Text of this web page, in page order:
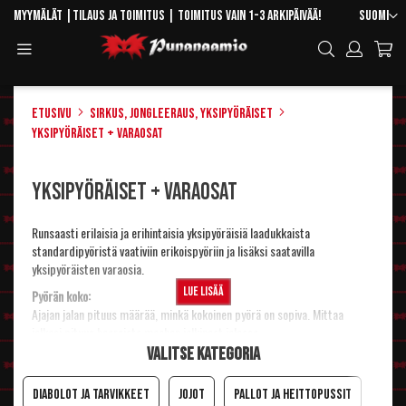
Skip
Content
Kieli
Suomi
Myymälät Tilaus ja toimitus | Toimitus vain 1-3 arkipäivää!
Hae
Etusivu
Sirkus, jongleeraus, yksipyöräiset
Yksipyöräiset + varaosat
Yksipyöräiset + varaosat
Runsaasti erilaisia ja erihintaisia yksipyöräisiä laadukkaista
standardipyöristä vaativiin erikoispyöriin ja lisäksi saatavilla
yksipyöräisten varaosia.
Pyörän koko:
Ajajan jalan pituus määrää, minkä kokoinen pyörä on sopiva. Mittaa
Yksipyöräisten mittataulukko ja valintaopas
enää palauttaa!
Lue lisää
Valitse kategoria
Diabolot ja tarvikkeet Jojot Pallot ja heittopussit